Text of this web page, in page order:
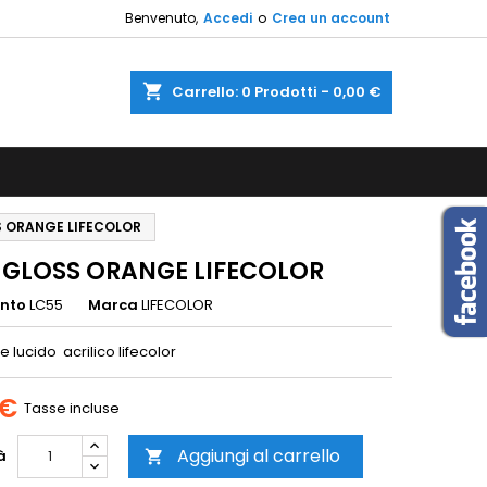
Benvenuto, Accedi o Crea un account
shopping_cart Carrello: 0 Prodotti - 0,00 €
LIFECOLOR
ORANGE LIFECOLOR
LC55 Marca LIFECOLOR
lucido acrilico lifecolor
Tasse incluse
 Aggiungi al carrello